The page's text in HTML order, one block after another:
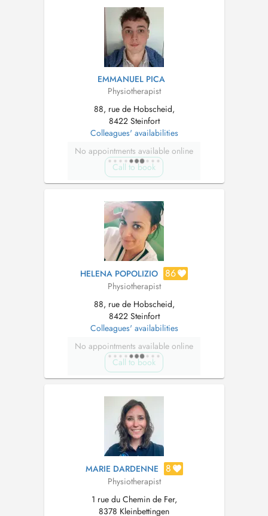
EMMANUEL PICA
Physiotherapist
88, rue de Hobscheid,
8422 Steinfort
Colleagues' availabilities
No appointments available online
Call to book
HELENA POPOLIZIO 86
Physiotherapist
88, rue de Hobscheid,
8422 Steinfort
Colleagues' availabilities
No appointments available online
Call to book
MARIE DARDENNE 8
Physiotherapist
1 rue du Chemin de Fer,
8378 Kleinbettingen